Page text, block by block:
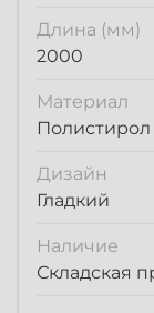
Длина (мм)
2000
Материал
Полистирол
Дизайн
Гладкий
Наличие
Складская